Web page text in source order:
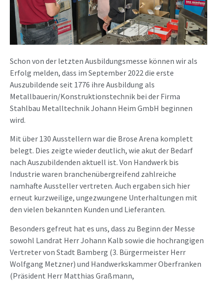
Schon von der letzten Ausbildungsmesse können wir als
Erfolg melden, dass im September 2022 die erste
Auszubildende seit 1776 ihre Ausbildung als
Metallbauerin/Konstruktionstechnik bei der Firma
Stahlbau Metalltechnik Johann Heim GmbH beginnen
wird.
Mit über 130 Ausstellern war die Brose Arena komplett
belegt. Dies zeigte wieder deutlich, wie akut der Bedarf
nach Auszubildenden aktuell ist. Von Handwerk bis
Industrie waren branchenübergreifend zahlreiche
namhafte Aussteller vertreten. Auch ergaben sich hier
erneut kurzweilige, ungezwungene Unterhaltungen mit
den vielen bekannten Kunden und Lieferanten.
Besonders gefreut hat es uns, dass zu Beginn der Messe
sowohl Landrat Herr Johann Kalb sowie die hochrangigen
Vertreter von Stadt Bamberg (3. Bürgermeister Herr
Wolfgang Metzner) und Handwerkskammer Oberfranken
(Präsident Herr Matthias Graßmann,